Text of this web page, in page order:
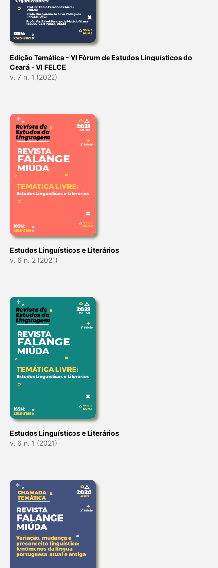
Edição Temática - VI Fórum de Estudos Linguísticos do
Ceará - VI FELCE
v. 7 n. 1 (2022)
Estudos Linguísticos e Literários
v. 6 n. 2 (2021)
Estudos Linguísticos e Literários
v. 6 n. 1 (2021)